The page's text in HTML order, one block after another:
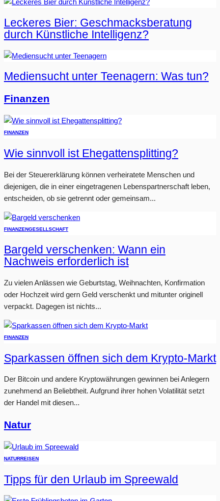
Leckeres Bier: Geschmacksberatung
durch Künstliche Intelligenz?
Mediensucht unter Teenagern: Was tun?
Finanzen
FINANZEN
Wie sinnvoll ist Ehegattensplitting?
Bei der Steuererklärung können verheiratete Menschen und
diejenigen, die in einer eingetragenen Lebenspartnerschaft leben,
entscheiden, ob sie getrennt oder gemeinsam...
FINANZENGESELLSCHAFT
Bargeld verschenken: Wann ein
Nachweis erforderlich ist
Zu vielen Anlässen wie Geburtstag, Weihnachten, Konfirmation
oder Hochzeit wird gern Geld verschenkt und mitunter originell
verpackt. Dagegen ist nichts...
FINANZEN
Sparkassen öffnen sich dem Krypto-Markt
Der Bitcoin und andere Kryptowährungen gewinnen bei Anlegern
zunehmend an Beliebtheit. Aufgrund ihrer hohen Volatilität setzt
der Handel mit diesen...
Natur
NATURREISEN
Tipps für den Urlaub im Spreewald